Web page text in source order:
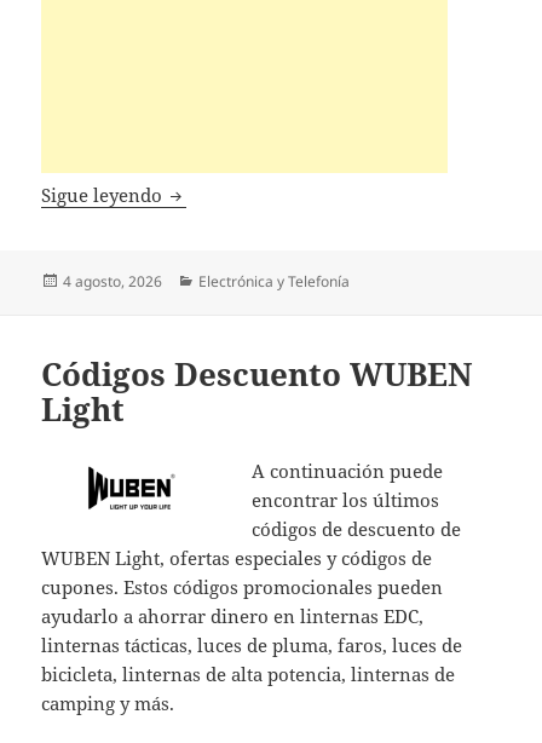
Sigue leyendo Códigos Descuento MUNBYN
Publicado
4 agosto, 2026 Categorías
Electrónica y Telefonía
Códigos Descuento WUBEN
Light
A continuación puede
encontrar los últimos
códigos de descuento de
WUBEN Light, ofertas especiales y códigos de
cupones. Estos códigos promocionales pueden
ayudarlo a ahorrar dinero en linternas EDC,
linternas tácticas, luces de pluma, faros, luces de
bicicleta, linternas de alta potencia, linternas de
camping y más.